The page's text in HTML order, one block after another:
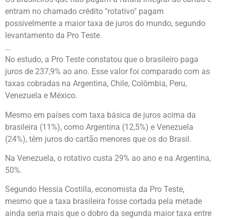
entram no chamado crédito "rotativo" pagam
possivelmente a maior taxa de juros do mundo, segundo
levantamento da Pro Teste.
…
No estudo, a Pro Teste constatou que o brasileiro paga
juros de 237,9% ao ano. Esse valor foi comparado com as
taxas cobradas na Argentina, Chile, Colômbia, Peru,
Venezuela e México.
Mesmo em países com taxa básica de juros acima da
brasileira (11%), como Argentina (12,5%) e Venezuela
(24%), têm juros do cartão menores que os do Brasil.
Na Venezuela, o rotativo custa 29% ao ano e na Argentina,
50%.
Segundo Hessia Costilla, economista da Pro Teste,
mesmo que a taxa brasileira fosse cortada pela metade
ainda seria mais que o dobro da segunda maior taxa entre